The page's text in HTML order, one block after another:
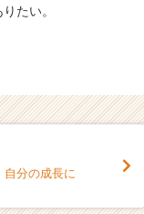
たい。
分の成長に